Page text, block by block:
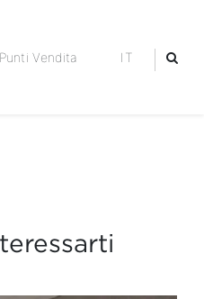
Punti Vendita IT